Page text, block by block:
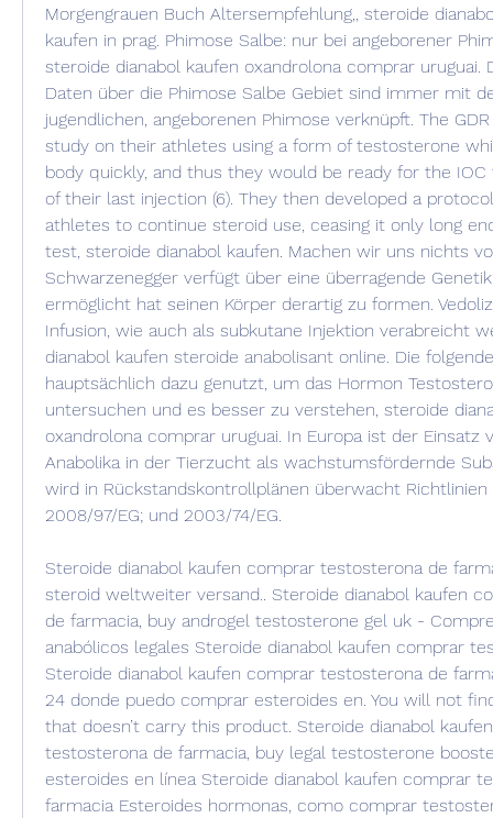
Morgengrauen Buch Altersempfehlung,, steroide
kaufen in prag. Phimose Salbe: nur bei angeborener
steroide dianabol kaufen oxandrolona comprar uruguai.
Daten über die Phimose Salbe Gebiet sind immer mit
jugendlichen, angeborenen Phimose verknüpft. The
study on their athletes using a form of testosterone
body quickly, and thus they would be ready for the
of their last injection (6). They then developed a
athletes to continue steroid use, ceasing it only long
test, steroide dianabol kaufen. Machen wir uns nichts
Schwarzenegger verfügt über eine überragende
ermöglicht hat seinen Körper derartig zu formen.
Infusion, wie auch als subkutane Injektion verabreicht
dianabol kaufen steroide anabolisant online. Die
hauptsächlich dazu genutzt, um das Hormon
untersuchen und es besser zu verstehen, steroide
oxandrolona comprar uruguai. In Europa ist der Einsatz
Anabolika in der Tierzucht als wachstumsfördernde
wird in Rückstandskontrollplänen überwacht Richtlinien
2008/97/EG; und 2003/74/EG.
Steroide dianabol kaufen comprar testosterona de
steroid weltweiter versand.. Steroide dianabol kaufen
de farmacia, buy androgel testosterone gel uk -
anabólicos legales Steroide dianabol kaufen comprar
Steroide dianabol kaufen comprar testosterona de
24 donde puedo comprar esteroides en. You will not
that doesn’t carry this product. Steroide dianabol
testosterona de farmacia, buy legal testosterone
esteroides en línea Steroide dianabol kaufen comprar
farmacia Esteroides hormonas, como comprar